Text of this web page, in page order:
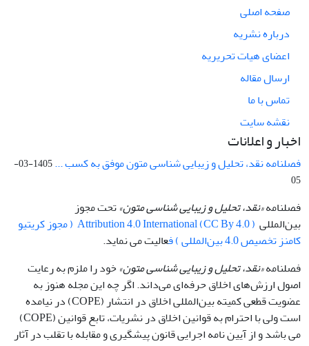
صفحه اصلی
درباره نشریه
اعضای هیات تحریریه
ارسال مقاله
تماس با ما
نقشه سایت
اخبار و اعلانات
فصلنامه نقد، تحلیل و زیبایی شناسی متون موفق به کسب ...
1405-03-
05
فصلنامه«نقد، تحلیل و زیبایی شناسی متون»تحت مجوز
بین‌المللی
Attribution 4.0 International (CC By 4.0 ) ( مجوز کریتیو
کامنز تخصیص 4.0 بین‌المللی ) ف
عالیت می نماید.
فصلنامه«نقد، تحلیل و زیبایی شناسی متون»خود را ملزم به رعایت
اصول ارزش‌های اخلاق حرفه‌ای می‌داند. اگر چه این مجله هنوز به
عضویت قطعی کمیته بین‌المللی اخلاق در انتشار (COPE) در نیامده
است ولی با احترام به قوانین اخلاق در نشریات، تابع قوانین (COPE)
می باشد و از آیین نامه اجرایی قانون پیشگیری و مقابله با تقلب در آثار